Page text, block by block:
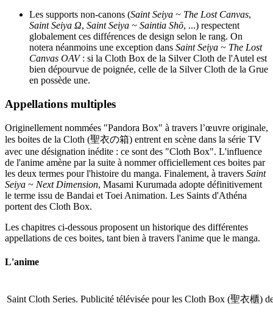
Les supports non-canons (Saint Seiya ~ The Lost Canvas,
Saint Seiya Ω, Saint Seiya ~ Saintia Shō, ...) respectent
globalement ces différences de design selon le rang. On
notera néanmoins une exception dans Saint Seiya ~ The Lost
Canvas OAV: si la Cloth Box de la Silver Cloth de l'Autel est
bien dépourvue de poignée, celle de la Silver Cloth de la Grue
en possède une.
Appellations multiples
Originellement nommées "Pandora Box" à travers l’œuvre originale,
les boites de la Cloth (聖衣の箱) entrent en scène dans la série TV
avec une désignation inédite : ce sont des "Cloth Box". L'influence
de l'anime amène par la suite à nommer officiellement ces boites par
les deux termes pour l'histoire du manga. Finalement, à travers Saint
Seiya ~ Next Dimension, Masami Kurumada adopte définitivement
le terme issu de Bandai et Toei Animation. Les Saints d'Athéna
portent des Cloth Box.
Les chapitres ci-dessous proposent un historique des différentes
appellations de ces boites, tant bien à travers l'anime que le manga.
L'anime
Saint Cloth Series. Publicité télévisée pour les Cloth Box (聖衣櫃)